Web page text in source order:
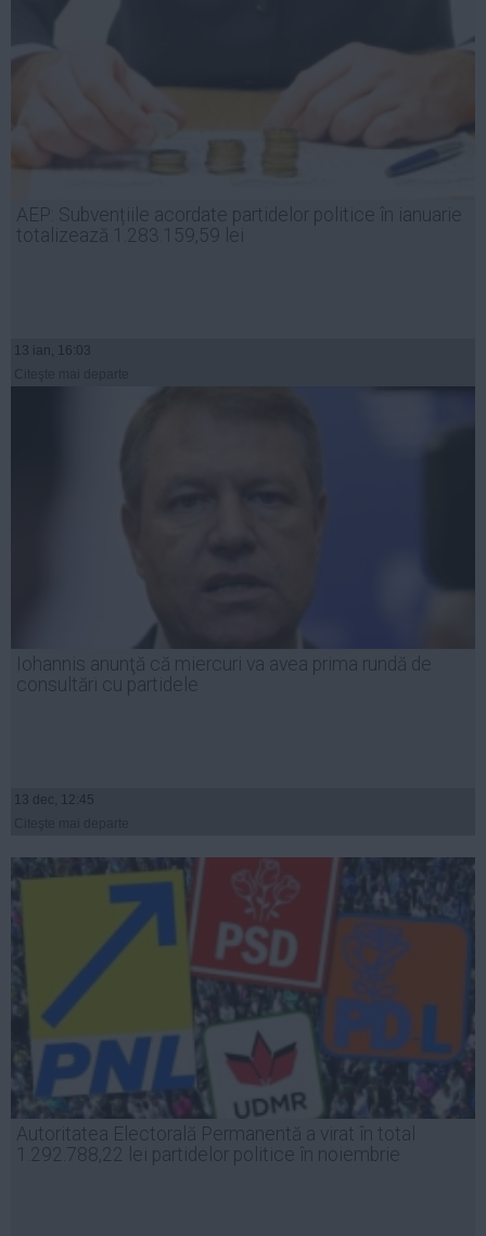
AEP: Subvențiile acordate partidelor politice în ianuarie
totalizează 1.283.159,59 lei
13 ian, 16:03
Iohannis anunţă că miercuri va avea prima rundă de
consultări cu partidele
13 dec, 12:45
Autoritatea Electorală Permanentă a virat în total
1.292.788,22 lei partidelor politice în noiembrie